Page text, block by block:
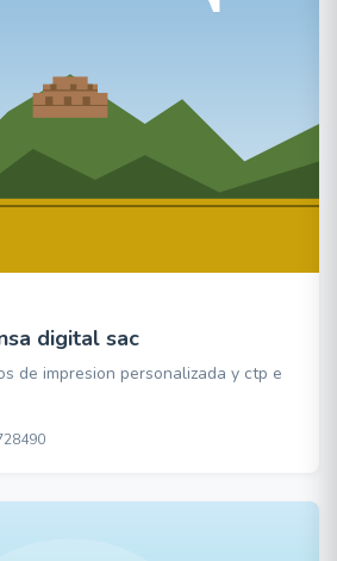
digital sac
de impresion personalizada y ctp e